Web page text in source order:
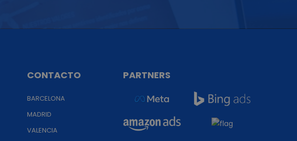
CONTACTO
BARCELONA
MADRID
VALENCIA
PARTNERS